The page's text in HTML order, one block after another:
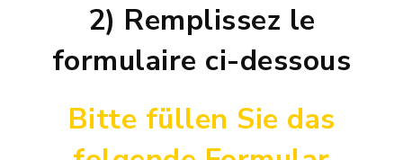
2) Remplissez le
formulaire ci-dessous
Bitte füllen Sie das